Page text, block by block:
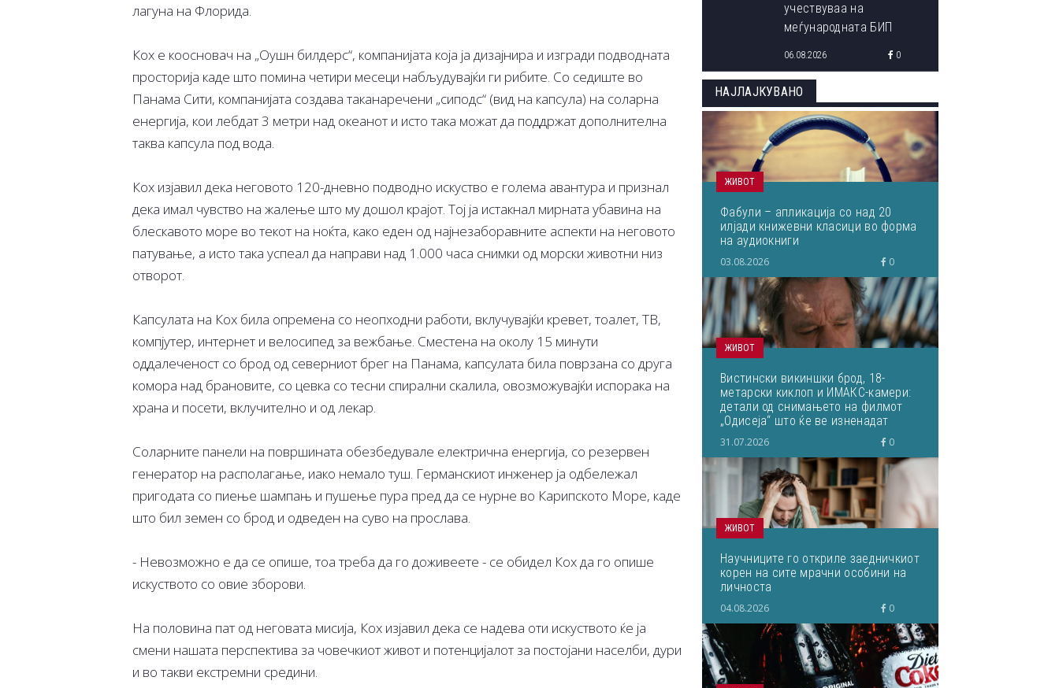
лагуна на Флорида.
Кох е коосновач на „Оушн билдерс“, компанијата која ја дизајнира и изгради подводната
просторија каде што помина четири месеци набљудувајќи ги рибите. Со седиште во
Панама Сити, компанијата создава таканаречени „сиподс“ (вид на капсула) на соларна
енергија, кои лебдат 3 метри над океанот и исто така можат да поддржат дополнителна
таква капсула под вода.
Кох изјавил дека неговото 120-дневно подводно искуство е голема авантура и признал
дека имал чувство на жалење што му дошол крајот. Тој ја истакнал мирната убавина на
блескавото море во текот на ноќта, како еден од најнезаборавните аспекти на неговото
патување, а исто така успеал да направи над 1.000 часа снимки од морски животни низ
отворот.
Капсулата на Кох била опремена со неопходни работи, вклучувајќи кревет, тоалет, ТВ,
компјутер, интернет и велосипед за вежбање. Сместена на околу 15 минути
оддалеченост со брод од северниот брег на Панама, капсулата била поврзана со друга
комора над брановите, со цевка со тесни спирални скалила, овозможувајќи испорака на
храна и посети, вклучително и од лекар.
Соларните панели на површината обезбедувале електрична енергија, со резервен
генератор на располагање, иако немало туш. Германскиот инженер ја одбележал
пригодата со пиење шампањ и пушење пура пред да се нурне во Карипското Море, каде
што бил земен со брод и одведен на суво на прослава.
- Невозможно е да се опише, тоа треба да го доживеете - се обидел Кох да го опише
искуството со овие зборови.
На половина пат од неговата мисија, Кох изјавил дека се надева оти искуството ќе ја
смени нашата перспектива за човечкиот живот и потенцијалот за постојани населби, дури
и во такви екстремни средини.
учествуваа на
меѓународната БИП
06.08.2026 0
НАЈЛАЈКУВАНО
ЖИВОТ
Фабули – апликација со над 20
илјади книжевни класици во форма
на аудиокниги
03.08.2026 0
ЖИВОТ
Вистински викиншки брод, 18-
метарски киклоп и ИМАКС-камери:
детали од снимањето на филмот
„Одисеја“ што ќе ве изненадат
31.07.2026 0
ЖИВОТ
Научниците го откриле заедничкиот
корен на сите мрачни особини на
личноста
04.08.2026 0